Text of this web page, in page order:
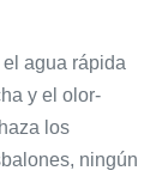
agua rápida
y el olor-
los
ningún